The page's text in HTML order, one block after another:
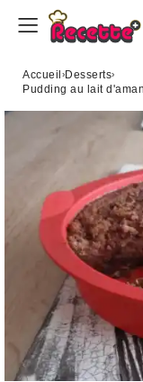
Accueil ›Desserts›
Pudding au lait